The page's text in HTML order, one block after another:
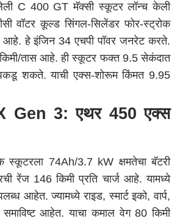
C 400 GT मॅक्सी स्कूटर लॉन्च केली
वॉटर कूल्ड सिंगल-सिलेंडर फोर-स्ट्रोक
आहे. हे इंजिन 34 एचपी पॉवर जनरेट करते.
किमी/तास आहे. ही स्कूटर फक्त 9.5 सेकंदात
शकते. याची एक्स-शोरूम किंमत 9.95
Gen 3: एथर 450 एक्स
स्कूटरला 74Ah/3.7 kW क्षमतेचा बॅटरी
रेंज 146 किमी प्रति चार्ज आहे. यामध्ये
आहेत. ज्यामध्ये राइड, स्मार्ट इको, वार्प,
समाविष्ट आहेत. याचा कमाल वेग 80 किमी